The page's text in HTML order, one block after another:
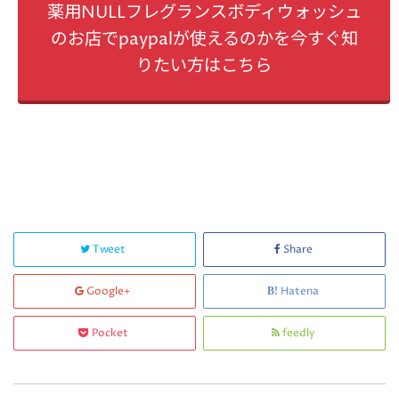
薬用NULLフレグランスボディウォッシュ
のお店でpaypalが使えるのかを今すぐ知
りたい方はこちら
Tweet Share
Google+ Hatena
Pocket feedly